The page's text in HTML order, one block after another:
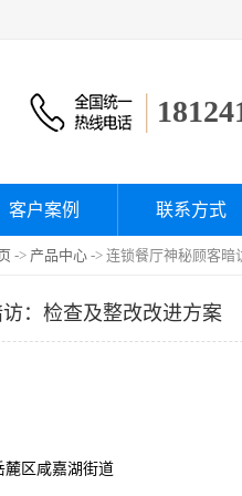
客户案例 联系方式
-> 产品中心 -> 连锁餐厅神秘顾客
：检查及整改改进方案
麓区咸嘉湖街道